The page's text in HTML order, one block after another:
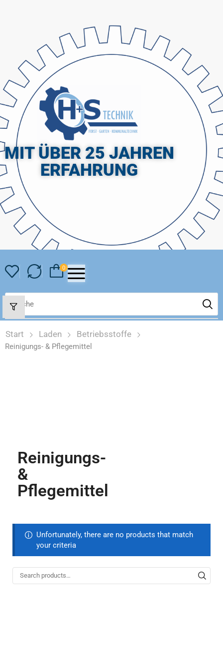
MIT ÜBER 25 JAHREN
ERFAHRUNG
0
Start Laden Betriebsstoffe
Reinigungs- & Pflegemittel
Reinigungs-
&
Pflegemittel
Unfortunately, there are no products that match
your criteria